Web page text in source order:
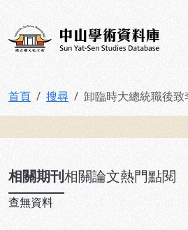
中山學術資料庫
首頁 搜尋 卸臨時大總統職後致
相關期刊相關論文熱門點閱
查無資料